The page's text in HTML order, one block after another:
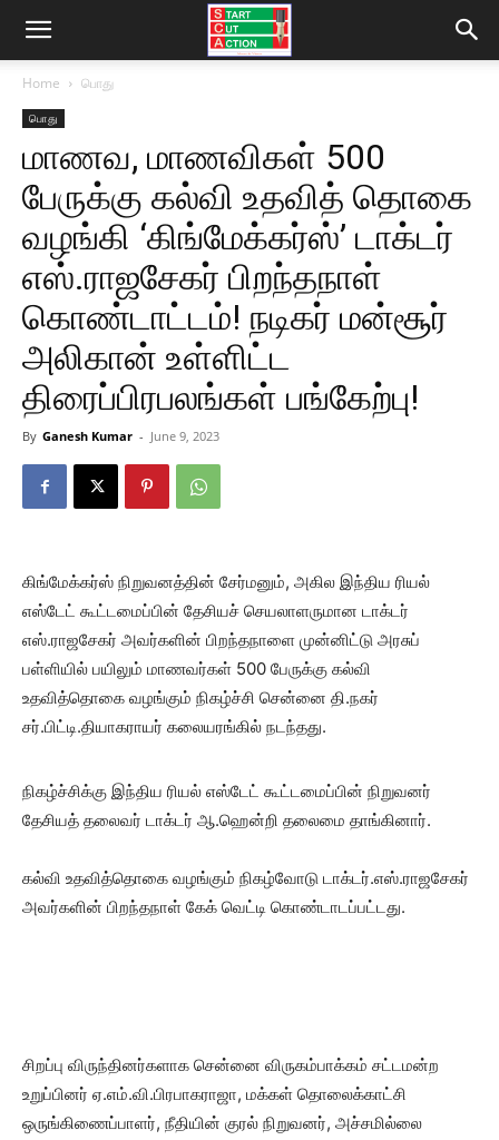
Home பொது
பொது
மாணவ, மாணவிகள் 500
பேருக்கு கல்வி உதவித் தொகை
வழங்கி ‘கிங்மேக்கர்ஸ்’ டாக்டர்
எஸ்.ராஜசேகர் பிறந்தநாள்
கொண்டாட்டம்! நடிகர் மன்சூர்
அலிகான் உள்ளிட்ட
திரைப்பிரபலங்கள் பங்கேற்பு!
By Ganesh Kumar - June 9, 2023
கிங்மேக்கர்ஸ் நிறுவனத்தின் சேர்மனும், அகில இந்திய ரியல்
எஸ்டேட் கூட்டமைப்பின் தேசியச் செயலாளருமான டாக்டர்
எஸ்.ராஜசேகர் அவர்களின் பிறந்தநாளை முன்னிட்டு அரசுப்
பள்ளியில் பயிலும் மாணவர்கள் 500 பேருக்கு கல்வி
உதவித்தொகை வழங்கும் நிகழ்ச்சி சென்னை தி.நகர்
சர்.பிட்டி.தியாகராயர் கலையரங்கில் நடந்தது.
நிகழ்ச்சிக்கு இந்திய ரியல் எஸ்டேட் கூட்டமைப்பின் நிறுவனர்
தேசியத் தலைவர் டாக்டர் ஆ.ஹென்றி தலைமை தாங்கினார்.
கல்வி உதவித்தொகை வழங்கும் நிகழ்வோடு டாக்டர்.எஸ்.ராஜசேகர்
அவர்களின் பிறந்தநாள் கேக் வெட்டி கொண்டாடப்பட்டது.
சிறப்பு விருந்தினர்களாக சென்னை விருகம்பாக்கம் சட்டமன்ற
உறுப்பினர் ஏ.எம்.வி.பிரபாகராஜா, மக்கள் தொலைக்காட்சி
ஒருங்கிணைப்பாளர், நீதியின் குரல் நிறுவனர், அச்சமில்லை